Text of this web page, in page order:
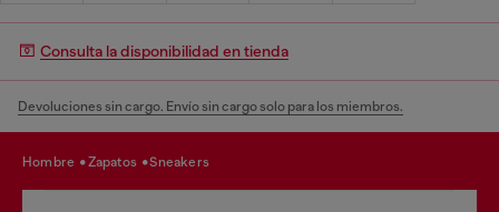
Consulta la disponibilidad en tienda
Devoluciones sin cargo. Envío sin cargo solo para los miembros.
hombre zapatos sneakers